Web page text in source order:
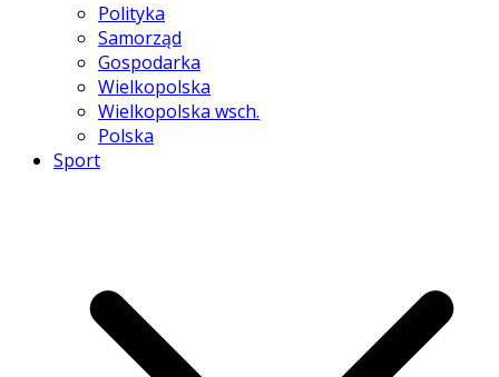
Polityka
Samorząd
Gospodarka
Wielkopolska
Wielkopolska wsch.
Polska
Sport